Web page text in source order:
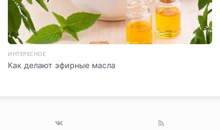
ИНТЕРЕСНОЕ
Как делают эфирные масла